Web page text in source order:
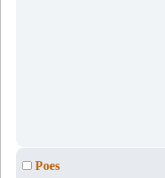
Poes